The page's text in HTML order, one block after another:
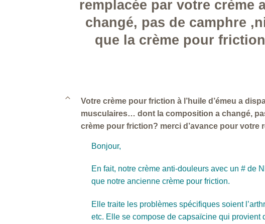
remplacée par votre
changé, pas de camphre
que la crème pour
B
Votre crème pour friction à l’huile d’émeu a
musculaires… dont la composition a changé,
crème pour friction? merci d’avance pour votre
Bonjour,
En fait, notre crème anti-douleurs avec un # de
que notre ancienne crème pour friction.
Elle traite les problèmes spécifiques soient
etc. Elle se compose de capsaïcine qui provient